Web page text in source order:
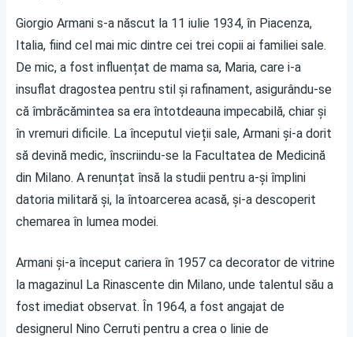
Giorgio Armani s-a născut la 11 iulie 1934, în Piacenza,
Italia, fiind cel mai mic dintre cei trei copii ai familiei sale.
De mic, a fost influențat de mama sa, Maria, care i-a
insuflat dragostea pentru stil și rafinament, asigurându-se
că îmbrăcămintea sa era întotdeauna impecabilă, chiar și
în vremuri dificile. La începutul vieții sale, Armani și-a dorit
să devină medic, înscriindu-se la Facultatea de Medicină
din Milano. A renunțat însă la studii pentru a-și împlini
datoria militară și, la întoarcerea acasă, și-a descoperit
chemarea în lumea modei.
Armani și-a început cariera în 1957 ca decorator de vitrine
la magazinul La Rinascente din Milano, unde talentul său a
fost imediat observat. În 1964, a fost angajat de
designerul Nino Cerruti pentru a crea o linie de